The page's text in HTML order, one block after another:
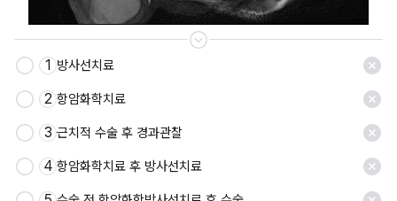
저장
1 방사선치료
2 항암화학치료
3 근치적 수술 후 경과관찰
4 항암화학치료 후 방사선치료